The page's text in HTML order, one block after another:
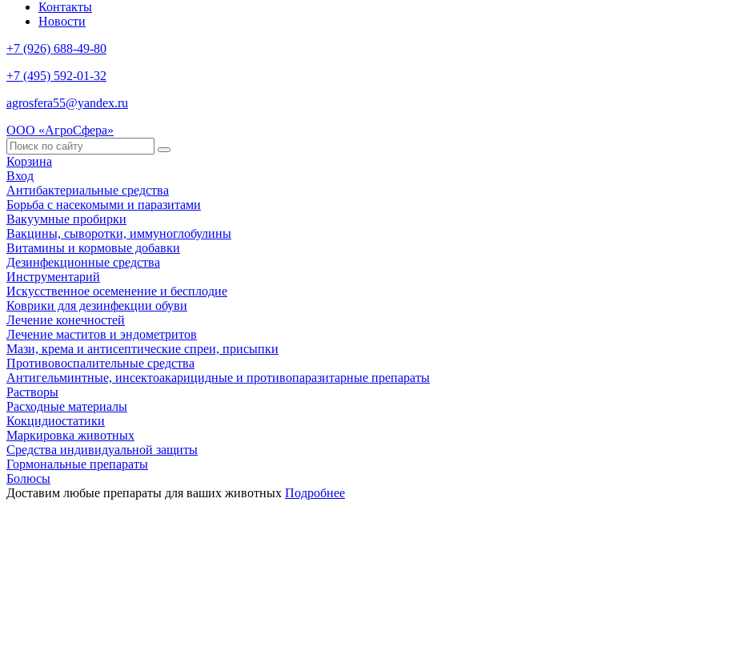
Контакты
Новости
+7 (926) 688-49-80
+7 (495) 592-01-32
agrosfera55@yandex.ru
ООО «АгроСфера»
Корзина
Вход
Антибактериальные средства
Борьба с насекомыми и паразитами
Вакуумные пробирки
Вакцины, сыворотки, иммуноглобулины
Витамины и кормовые добавки
Дезинфекционные средства
Инструментарий
Искусственное осеменение и бесплодие
Коврики для дезинфекции обуви
Лечение конечностей
Лечение маститов и эндометритов
Мази, крема и антисептические спреи, присыпки
Противовоспалительные средства
Антигельминтные, инсектоакарицидные и противопаразитарные препараты
Растворы
Расходные материалы
Кокцидиостатики
Маркировка животных
Средства индивидуальной защиты
Гормональные препараты
Болюсы
Доставим любые препараты для ваших животных Подробнее